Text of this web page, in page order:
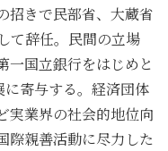
招きで民部省、大蔵省
て辞任。民間の立場
一国立銀行をはじめと
寄与する。経済団体
実業界の社会的地位向
際親善活動に尽力した